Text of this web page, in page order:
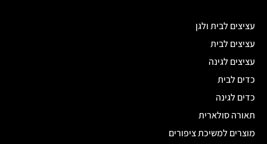
עציצים לבית ולגן
עציצים לבית
עציצים לגינה
כדים לבית
כדים לגינה
תאורה סולארית
מוצרים למשיכת ציפורים